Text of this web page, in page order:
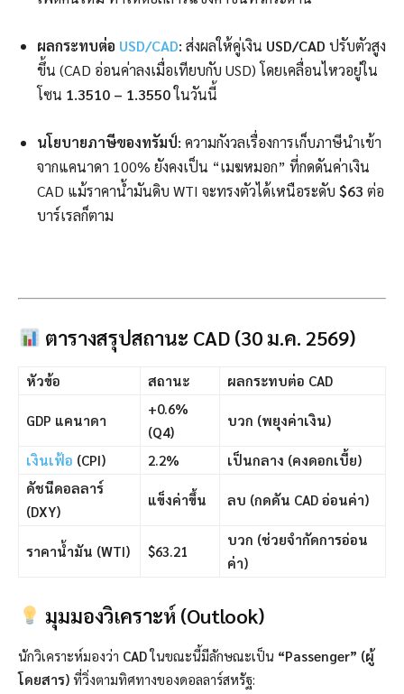
ผลกระทบต่อ USD/CAD: ส่งผลให้คู่เงิน USD/CAD ปรับตัวสูง
ขึ้น (CAD อ่อนค่าลงเมื่อเทียบกับ USD) โดยเคลื่อนไหวอยู่ใน
โซน 1.3510 – 1.3550ในวันนี้
นโยบายภาษีของทรัมป์: ความกังวลเรื่องการเก็บภาษีนำเข้า
จากแคนาดา 100% ยังคงเป็น “เมฆหมอก” ที่กดดันค่าเงิน
CAD แม้ราคาน้ำมันดิบ WTI จะทรงตัวได้เหนือระดับ $63 ต่อ
บาร์เรลก็ตาม
ตารางสรุปสถานะ CAD (30 ม.ค. 2569)
หัวข้อ สถานะ ผลกระทบต่อ CAD
GDP แคนาดา
+0.6%
(Q4)
บวก (พยุงค่าเงิน)
เงินเฟ้อ (CPI) 2.2%
เป็นกลาง (คงดอกเบี้ย)
ดัชนีดอลลาร์
(DXY)
แข็งค่าขึ้น ลบ (กดดัน CAD อ่อนค่า)
ราคาน้ำมัน (WTI) $63.21
บวก (ช่วยจำกัดการอ่อน
ค่า)
มุมมองวิเคราะห์ (Outlook)
นักวิเคราะห์มองว่า CADในขณะนี้มีลักษณะเป็น “Passenger” (ผู้
โดยสาร) ที่วิ่งตามทิศทางของดอลลาร์สหรัฐ: